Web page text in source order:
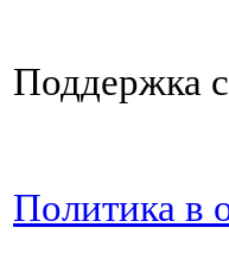
Поддержка
Политика в